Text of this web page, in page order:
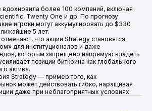
более 100 компаний, включая
Twenty One и др. По прогнозу
игроки могут аккумулировать до $330
5 лет.
что акции Strategy становятся
для институционалов и даже
которым запрещено напрямую владеть
позиции биткоина как глобального
актива.
Strategy — пример того, как
может действовать гибко, наращивая
даже при неблагоприятных условиях.